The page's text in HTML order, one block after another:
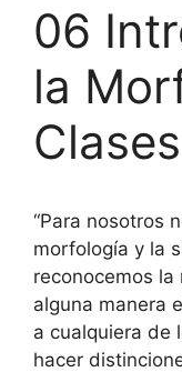
06
la
“Para nosotros
morfología y la
reconocemos
alguna manera
a cualquiera de
hacer